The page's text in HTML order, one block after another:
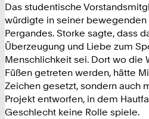
Das studentische
würdigte in seiner
Pergandes. Storke sagte, dass
Überzeugung und Liebe zum
Menschlichkeit sei. Dort wo die
Füßen getreten werden, hätte
Zeichen gesetzt, sondern auch
Projekt entworfen, in dem
Geschlecht keine Rolle spiele.